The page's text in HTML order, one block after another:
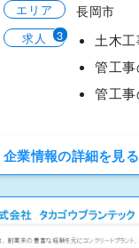
エリア 長岡市
求人 3
企業情報の詳細を見る